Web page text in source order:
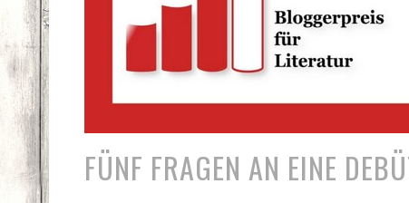
FÜNF FRAGEN AN EINE